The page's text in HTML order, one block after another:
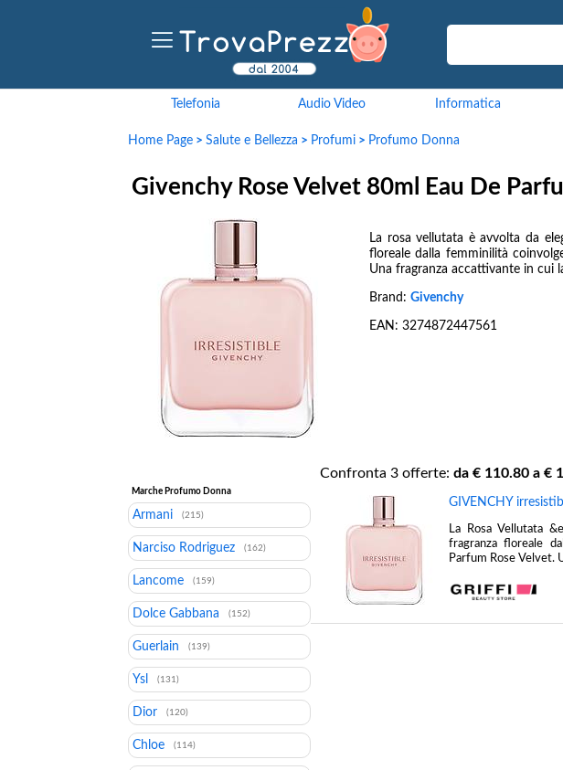
Telefonia Audio Video Informatica
Home Page > Salute e Bellezza > Profumi > Profumo Donna
Givenchy Rose Velvet 80ml Eau De
La rosa vellutata è avvolta da
floreale dalla femminilità
Una fragranza accattivante in cui
Brand: Givenchy
EAN: 3274872447561
Marche Profumo Donna
Armani (215)
Narciso Rodriguez (162)
Lancome (159)
Dolce Gabbana (152)
Guerlain (139)
Ysl (131)
Dior (120)
Chloe (114)
Confronta 3 offerte: da € 110.80 a €
GIVENCHY
La Rosa Vellutata
fragranza floreale
Parfum Rose Velvet.